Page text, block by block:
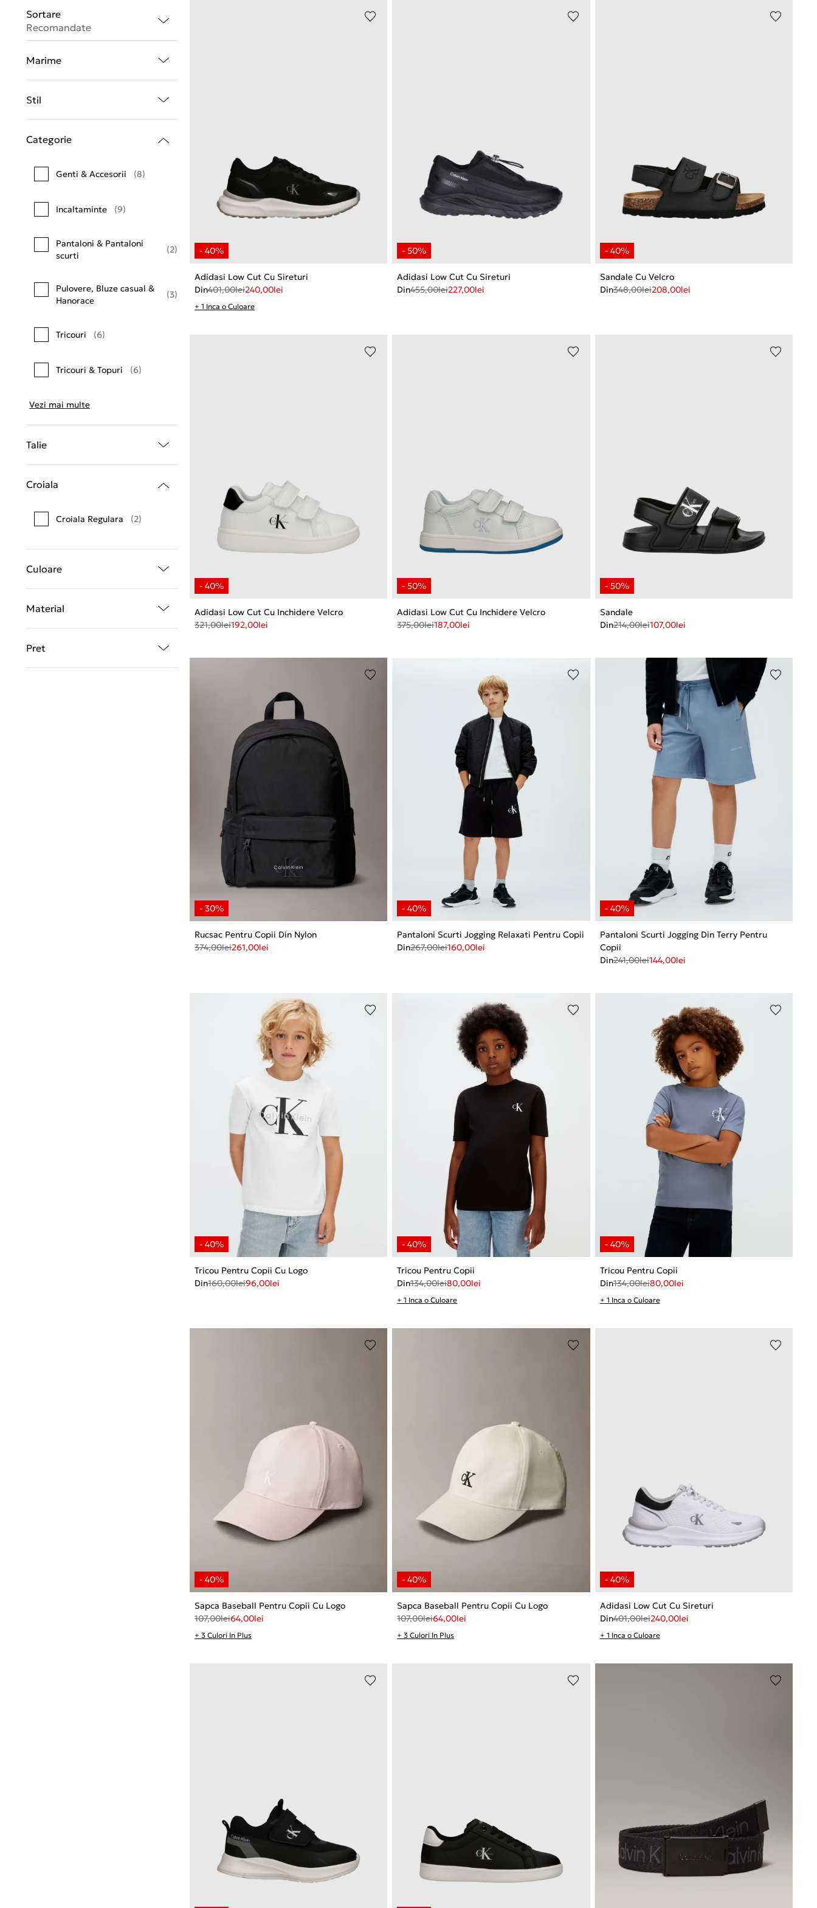
Sortare
Recomandate
Marime
Stil
Categorie
Genti & Accesorii (8)
Incaltaminte (9)
Pantaloni & Pantaloni
scurti
(2)
Pulovere, Bluze casual &
Hanorace
(3)
Tricouri (6)
Tricouri & Topuri (6)
Vezi mai multe
Talie
Croiala
Croiala Regulara (2)
Culoare
Material
Pret
Adidasi Low Cut Cu Sireturi
Din401,00lei240,00lei
+ 1 Inca o Culoare
Adidasi Low Cut Cu Sireturi
Din455,00lei227,00lei
Sandale Cu Velcro
Din348,00lei208,00lei
Adidasi Low Cut Cu Inchidere Velcro
321,00lei192,00lei
Adidasi Low Cut Cu Inchidere Velcro
375,00lei187,00lei
Sandale
Din214,00lei107,00lei
Rucsac Pentru Copii Din Nylon
374,00lei261,00lei
Pantaloni Scurti Jogging Relaxati Pentru Copii
Din267,00lei160,00lei
Pantaloni Scurti Jogging Din Terry Pentru
Copii
Din241,00lei144,00lei
Tricou Pentru Copii Cu Logo
Din160,00lei96,00lei
Tricou Pentru Copii
Din134,00lei80,00lei
+ 1 Inca o Culoare
Tricou Pentru Copii
Din134,00lei80,00lei
+ 1 Inca o Culoare
Sapca Baseball Pentru Copii Cu Logo
107,00lei64,00lei
+ 3 Culori In Plus
Sapca Baseball Pentru Copii Cu Logo
107,00lei64,00lei
+ 3 Culori In Plus
Adidasi Low Cut Cu Sireturi
Din401,00lei240,00lei
+ 1 Inca o Culoare